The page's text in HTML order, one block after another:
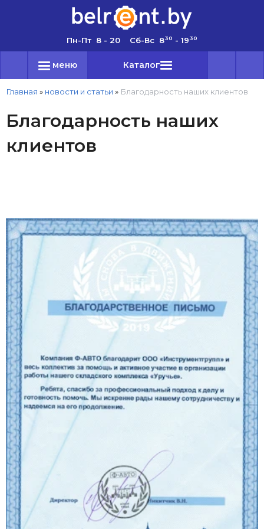
Пн-Пт 8 - 20 Сб-Вс 830 - 1930
меню Каталог
Главная » новости и статьи » Благодарность наших клиентов
Благодарность наших
клиентов